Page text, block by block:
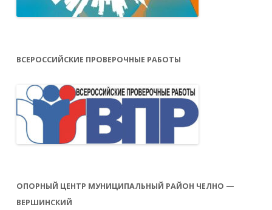
ВСЕРОССИЙСКИЕ ПРОВЕРОЧНЫЕ РАБОТЫ
ОПОРНЫЙ ЦЕНТР МУНИЦИПАЛЬНЫЙ РАЙОН ЧЕЛНО —
ВЕРШИНСКИЙ